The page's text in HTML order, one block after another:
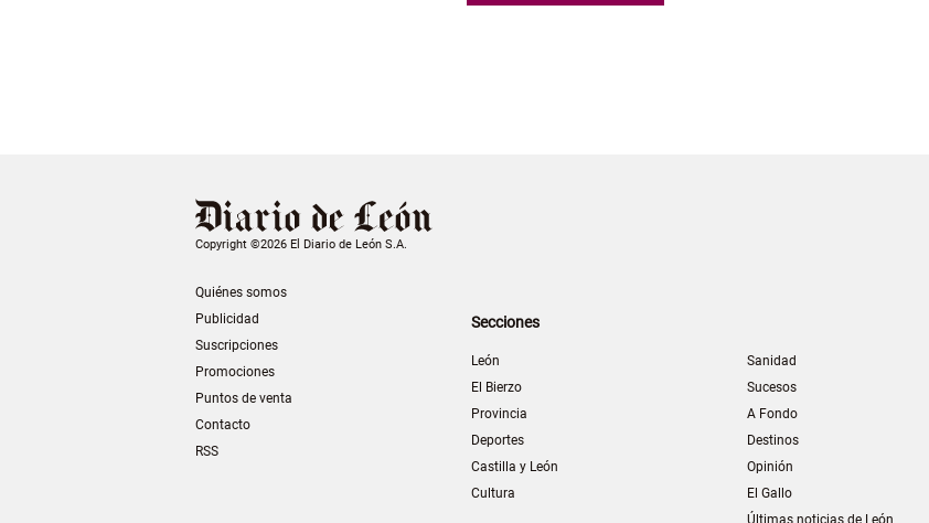
Copyright ©2026 El Diario de León S.A.
Quiénes somos
Publicidad
Suscripciones
Promociones
Puntos de venta
Contacto
RSS
Secciones
León
El Bierzo
Provincia
Deportes
Castilla y León
Cultura
Sanidad
Sucesos
A Fondo
Destinos
Opinión
El Gallo